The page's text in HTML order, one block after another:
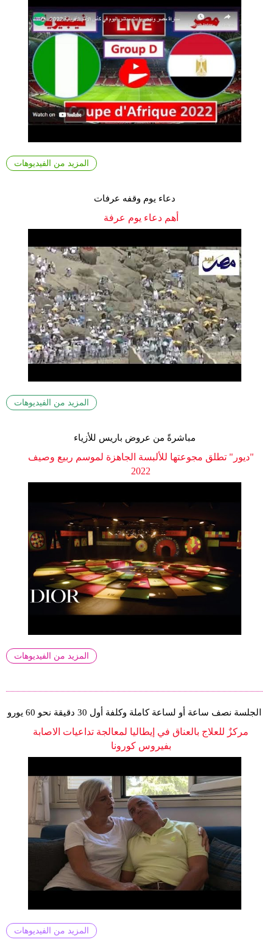
المزيد من الفيديوهات
دعاء يوم وقفه عرفات
أهم دعاء يوم عرفة
المزيد من الفيديوهات
مباشرةً من عروض باريس للأزياء
"ديور" تطلق مجوعتها للألبسة الجاهزة لموسم ربيع وصيف
2022
المزيد من الفيديوهات
الجلسة نصف ساعة أو لساعة كاملة وكلفة أول 30 دقيقة نحو 60 يورو
مركزٌ للعلاج بالعناق في إيطاليا لمعالجة تداعيات الاصابة
بفيروس كورونا
المزيد من الفيديوهات